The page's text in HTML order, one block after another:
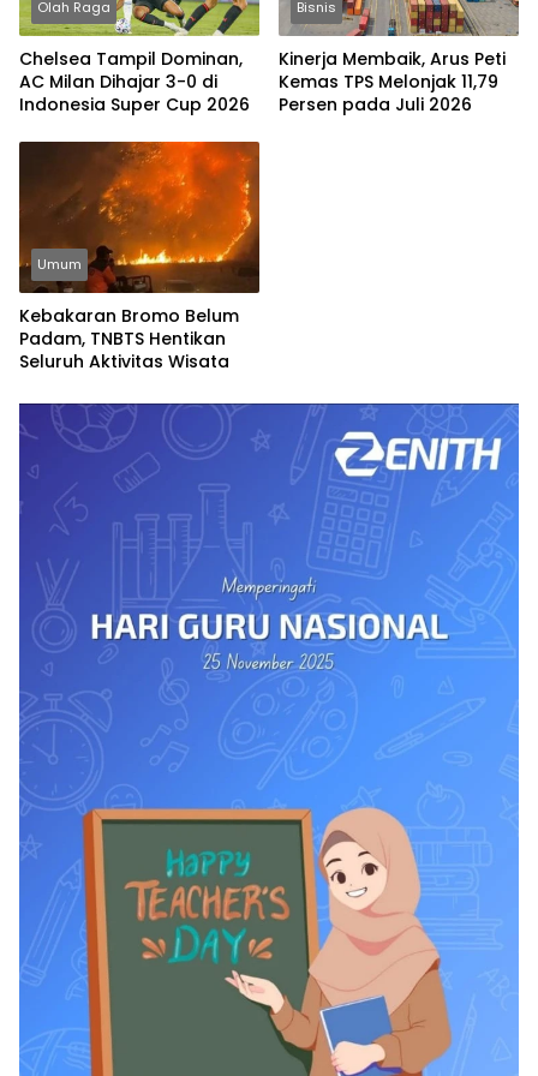
Olah Raga
Chelsea Tampil Dominan,
AC Milan Dihajar 3-0 di
Indonesia Super Cup 2026
Bisnis
Kinerja Membaik, Arus Peti
Kemas TPS Melonjak 11,79
Persen pada Juli 2026
Umum
Kebakaran Bromo Belum
Padam, TNBTS Hentikan
Seluruh Aktivitas Wisata